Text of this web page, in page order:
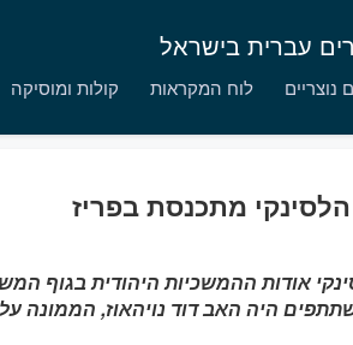
עברית בישראל
נוצריים לוח המקראות קולות ומוסיקה
מתכנסת בפריז
אודות ההמשכיות היהודית בגוף
היה האב דוד נויהאוז, הממונה